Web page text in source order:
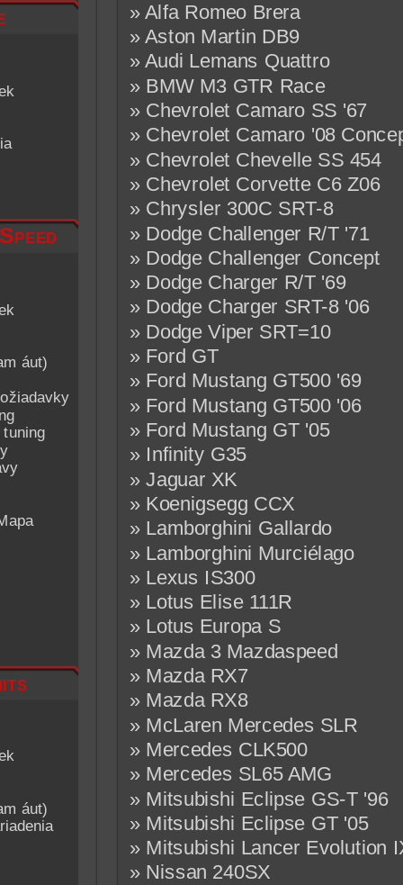
áut)
áut)
» Alfa Romeo Brera
» Aston Martin DB9
» Audi Lemans Quattro
» BMW M3 GTR Race
» Chevrolet Camaro SS '67
» Chevrolet Camaro '08
» Chevrolet Chevelle SS 454
» Chevrolet Corvette C6 Z06
» Chrysler 300C SRT-8
» Dodge Challenger R/T '71
» Dodge Challenger Concept
» Dodge Charger R/T '69
» Dodge Charger SRT-8 '06
» Dodge Viper SRT=10
» Ford GT
» Ford Mustang GT500 '69
» Ford Mustang GT500 '06
» Ford Mustang GT '05
» Infinity G35
» Jaguar XK
» Koenigsegg CCX
» Lamborghini Gallardo
» Lamborghini Murciélago
» Lexus IS300
» Lotus Elise 111R
» Lotus Europa S
» Mazda 3 Mazdaspeed
» Mazda RX7
» Mazda RX8
» McLaren Mercedes SLR
» Mercedes CLK500
» Mercedes SL65 AMG
» Mitsubishi Eclipse GS-T '96
» Mitsubishi Eclipse GT '05
» Mitsubishi Lancer Evolution
» Nissan 240SX